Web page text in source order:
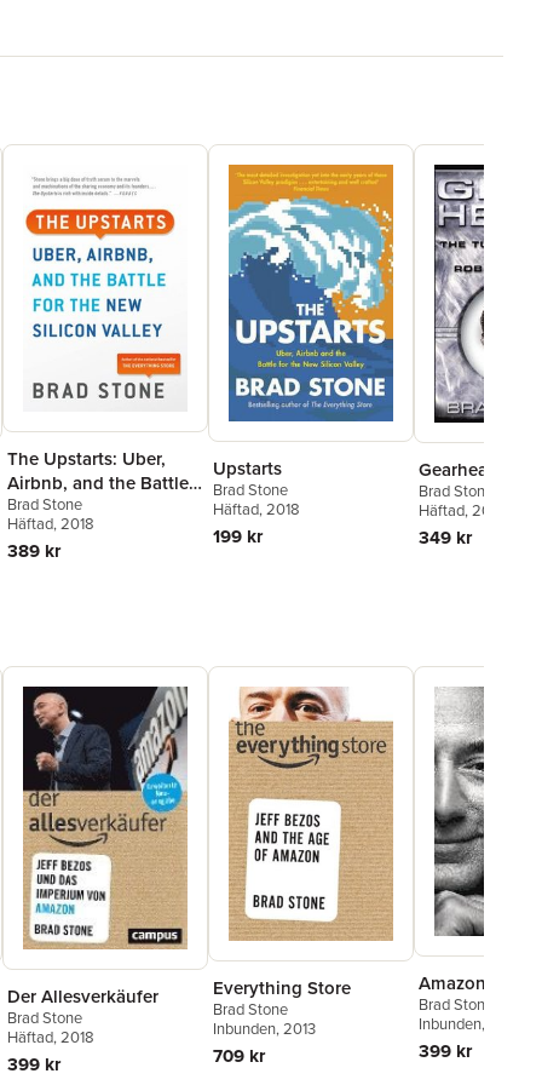
The Upstarts: Uber,
Airbnb, and the Battle
for the New Silicon
Valley
Brad Stone
Häftad, 2018
389 kr
Upstarts
Brad Stone
Häftad, 2018
199 kr
Gearheads
Brad Stone
Häftad, 2003
349 kr
Der Allesverkäufer
Brad Stone
Häftad, 2018
399 kr
Everything Store
Brad Stone
Inbunden, 2013
709 kr
Amazon
Brad Stone
Inbunden, 2021
399 kr